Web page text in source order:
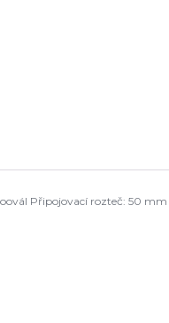
Připojovací rozteč: 50 mm